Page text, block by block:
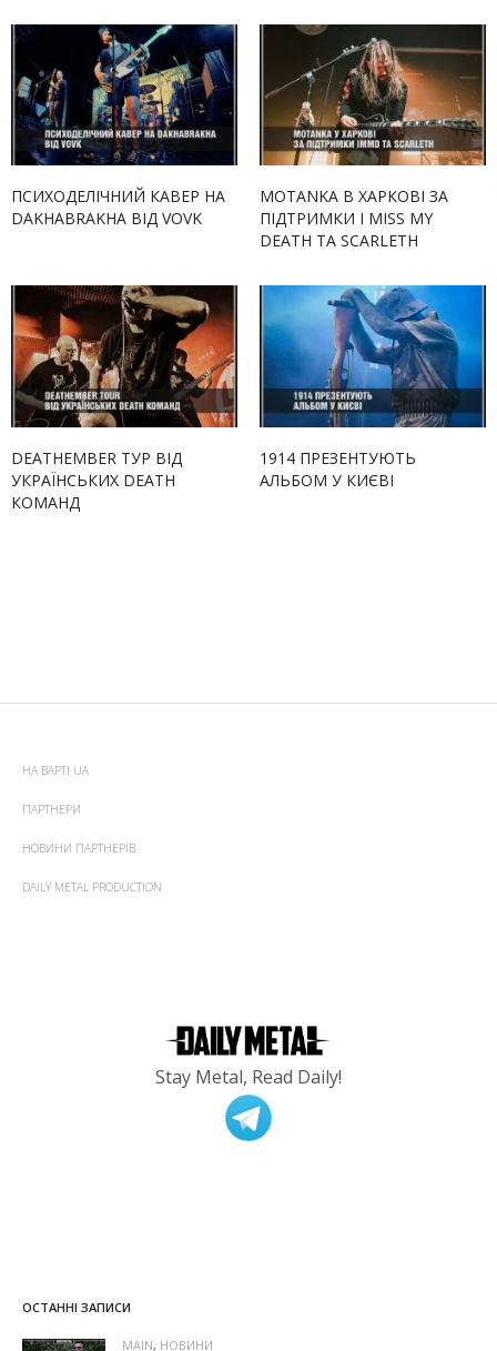
ПСИХОДЕЛІЧНИЙ КАВЕР НА
DAKHABRAKHA ВІД VOVK
MOTANKA В ХАРКОВІ ЗА
ПІДТРИМКИ I MISS MY
DEATH ТА SCARLETH
DEATHEMBER ТУР ВІД
УКРАЇНСЬКИХ DEATH
КОМАНД
1914 ПРЕЗЕНТУЮТЬ
АЛЬБОМ У КИЄВІ
НА ВАРТІ UA
ПАРТНЕРИ
НОВИНИ ПАРТНЕРІВ
DAILY METAL PRODUCTION
Stay Metal, Read Daily!
ОСТАННІ ЗАПИСИ
MAIN, НОВИНИ